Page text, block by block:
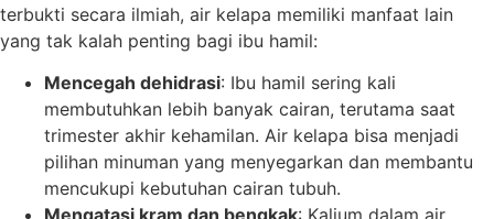
terbukti secara ilmiah, air kelapa memiliki manfaat lain
yang tak kalah penting bagi ibu hamil:
Mencegah dehidrasi: Ibu hamil sering kali
membutuhkan lebih banyak cairan, terutama saat
trimester akhir kehamilan. Air kelapa bisa menjadi
pilihan minuman yang menyegarkan dan membantu
mencukupi kebutuhan cairan tubuh.